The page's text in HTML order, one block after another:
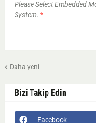
Please Select Embedded
System. *
Daha yeni
Bizi Takip Edin
Facebook